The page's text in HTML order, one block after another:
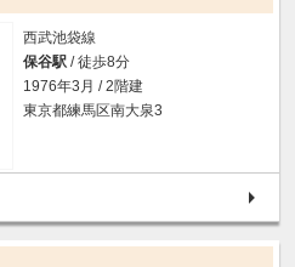
西武池袋線
保谷駅 / 徒歩8分
1976年3月 / 2階建
東京都練馬区南大泉3